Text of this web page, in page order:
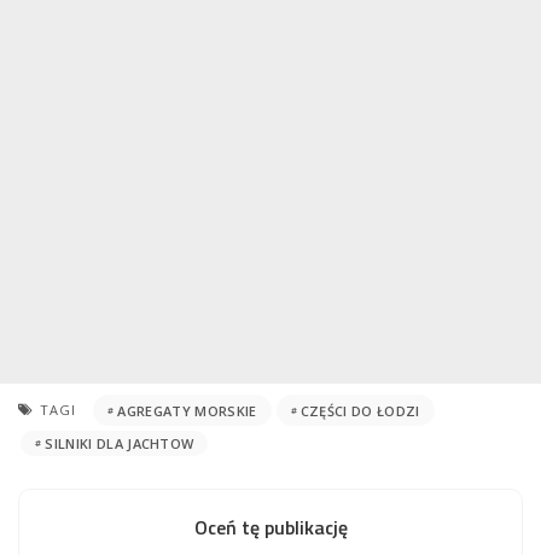
TAGI AGREGATY MORSKIE
CZĘŚCI DO ŁODZI
SILNIKI DLA JACHTOW
Oceń tę publikację